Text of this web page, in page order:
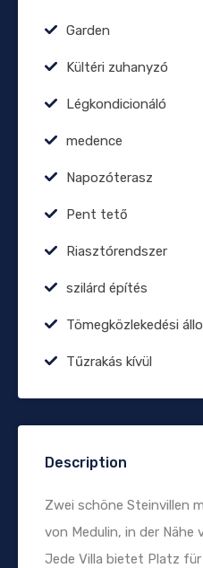
Garden
Kültéri zuhanyzó
Légkondicionáló
medence
Napozóterasz
Pent tető
Riasztórendszer
szilárd építés
Tömegközlekedési
Tűzrakás kívül
Description
Zwei schöne Steinvillen
von Medulin, in der Nähe
Jede Villa bietet Platz